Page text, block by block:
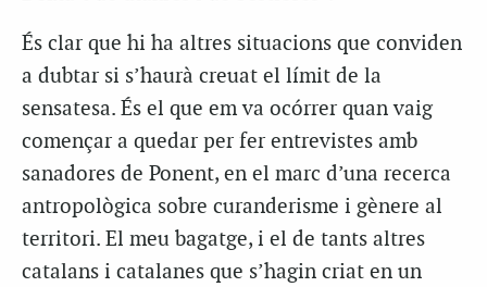
És clar que hi ha altres situacions que conviden
a dubtar si s’haurà creuat el límit de la
sensatesa. És el que em va ocórrer quan vaig
començar a quedar per fer entrevistes amb
sanadores de Ponent, en el marc d’una recerca
antropològica sobre curanderisme i gènere al
territori. El meu bagatge, i el de tants altres
catalans i catalanes que s’hagin criat en un